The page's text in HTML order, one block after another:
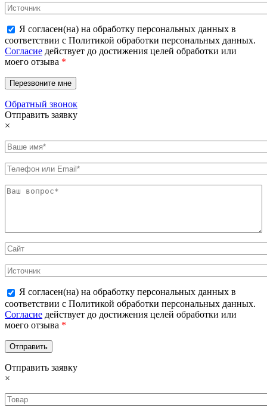
Я согласен(на) на обработку персональных данных в
соответствии с Политикой обработки персональных данных.
Согласие действует до достижения целей обработки или
моего отзыва *
Обратный звонок
Отправить заявку
×
Я согласен(на) на обработку персональных данных в
соответствии с Политикой обработки персональных данных.
Согласие действует до достижения целей обработки или
моего отзыва *
Отправить заявку
×